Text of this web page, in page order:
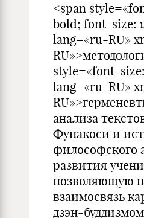
<span
bold; font-size:
lang=«ru-RU»
style=«font-
lang=«ru-RU»
анализа
Фунакоси и
философского
развития
позволяющую
взаимосвязь
дзэн-